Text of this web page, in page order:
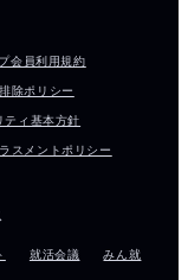
会員利用規約
除ポリシー
ティ基本方針
スメントポリシー